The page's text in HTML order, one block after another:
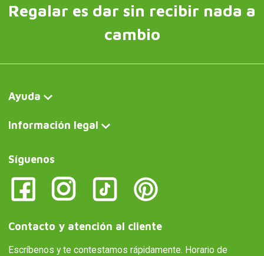
Regalar es dar sin recibir nada a
cambio
Ayuda
Información legal
Síguenos
Contacto y atención al cliente
Escríbenos y te contestamos rápidamente. Horario de